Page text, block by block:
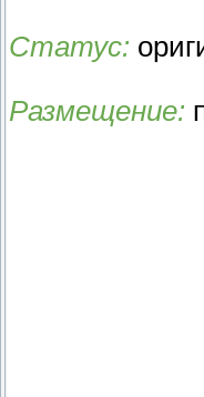
Статус:
Размещение: